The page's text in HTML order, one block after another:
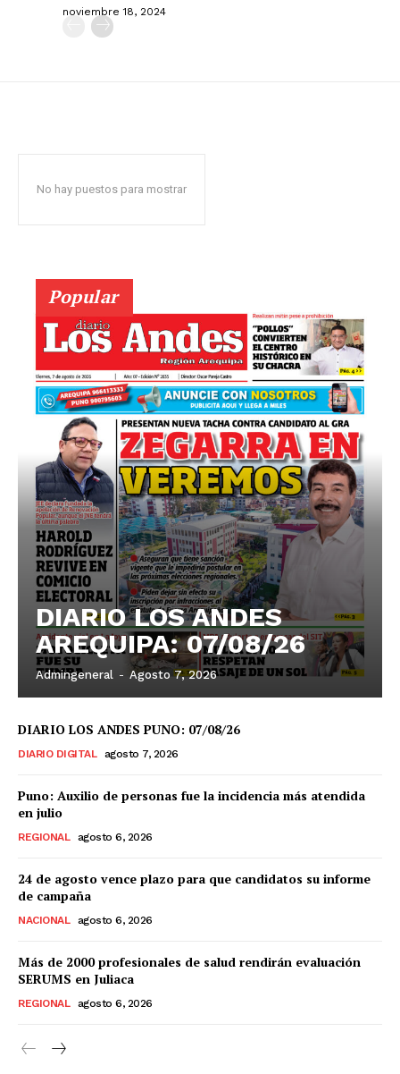
noviembre 18, 2024
No hay puestos para mostrar
Popular
DIARIO LOS ANDES
AREQUIPA: 07/08/26
Admingeneral - Agosto 7, 2026
DIARIO LOS ANDES PUNO: 07/08/26
DIARIO DIGITAL agosto 7, 2026
Puno: Auxilio de personas fue la incidencia más atendida
en julio
REGIONAL agosto 6, 2026
24 de agosto vence plazo para que candidatos su informe
de campaña
NACIONAL agosto 6, 2026
Más de 2000 profesionales de salud rendirán evaluación
SERUMS en Juliaca
REGIONAL agosto 6, 2026